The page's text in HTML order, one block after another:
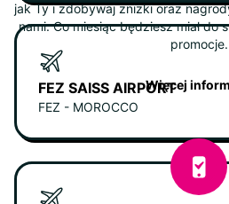
FEZ SAISS AIRPORT
FEZ - MOROCCO
jak Ty i zdobywaj zniżki oraz
nami. Co miesiąc będziesz miał do
promocje.
Więcej